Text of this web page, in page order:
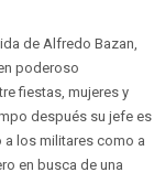
de Alfredo Bazan,
poderoso
fiestas, mujeres y
después su jefe es
a los militares como a
en busca de una